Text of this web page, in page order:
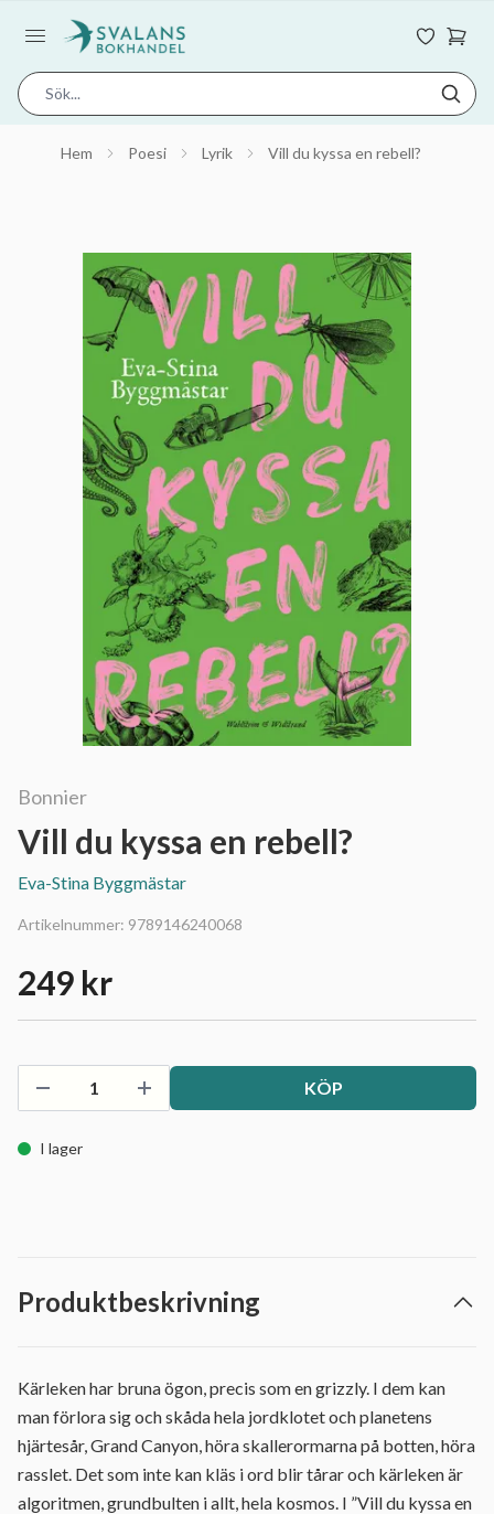
Hem Poesi Lyrik Vill du kyssa en rebell?
Bonnier
Vill du kyssa en rebell?
Eva-Stina Byggmästar
Artikelnummer: 9789146240068
249 kr
KÖP
I lager
Produktbeskrivning
Kärleken har bruna ögon, precis som en grizzly. I dem kan
man förlora sig och skåda hela jordklotet och planetens
hjärtesår, Grand Canyon, höra skallerormarna på botten, höra
rasslet. Det som inte kan kläs i ord blir tårar och kärleken är
algoritmen, grundbulten i allt, hela kosmos. I ”Vill du kyssa en